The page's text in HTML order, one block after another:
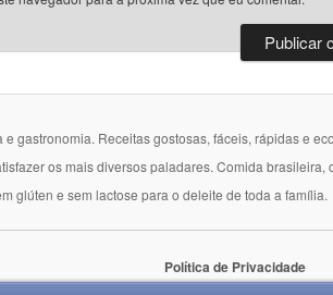
gastronomia. Receitas gostosas, fáceis, rápidas e
os mais diversos paladares. Comida
glúten e sem lactose para o deleite de toda a família.
Política de Privacidade